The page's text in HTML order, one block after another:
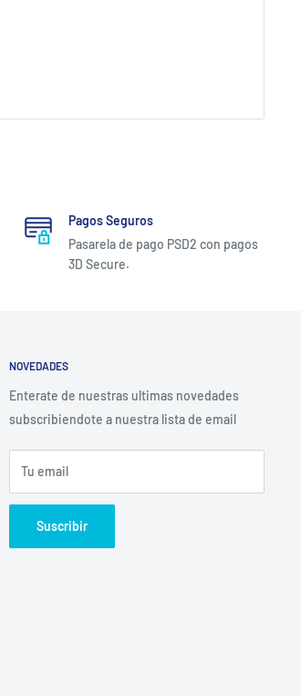
Pagos Seguros
Pasarela de pago PSD2 con pagos
3D Secure.
NOVEDADES
Enterate de nuestras ultimas novedades
subscribiendote a nuestra lista de email
Tu email
Suscribir